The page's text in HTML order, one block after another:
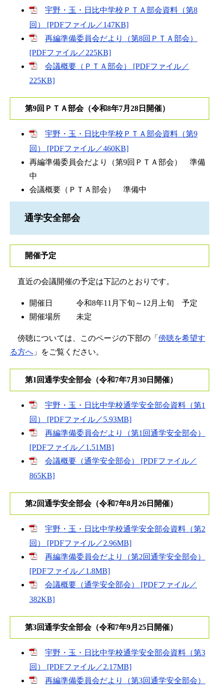
宇野・玉・日比中学校ＰＴＡ部会資料（第8
回） [PDFファイル／147KB]
再編準備委員会だより（第8回ＰＴＡ部会）
[PDFファイル／225KB]
会議概要（ＰＴＡ部会） [PDFファイル／
225KB]
第9回ＰＴＡ部会（令和8年7月28日開催）
宇野・玉・日比中学校ＰＴＡ部会資料（第9
回） [PDFファイル／460KB]
再編準備委員会だより（第9回ＰＴＡ部会） 準備
中
会議概要（ＰＴＡ部会） 準備中
通学安全部会
開催予定
直近の会議開催の予定は下記のとおりです。
開催日 令和8年11月下旬～12月上旬 予定
開催場所 未定
傍聴については、このページの下部の「 傍聴を希望す
る方へ 」をご覧ください。​
第1回通学安全部会（令和7年7月30日開催）
宇野・玉・日比中学校通学安全部会資料（第1
回） [PDFファイル／5.93MB]
再編準備委員会だより（第1回通学安全部会）
[PDFファイル／1.51MB]
会議概要（通学安全部会） [PDFファイル／
865KB]
第2回通学安全部会（令和7年8月26日開催）
宇野・玉・日比中学校通学安全部会資料（第2
回） [PDFファイル／2.96MB]
再編準備委員会だより（第2回通学安全部会）
[PDFファイル／1.8MB]
会議概要（通学安全部会） [PDFファイル／
382KB]
第3回通学安全部会（令和7年9月25日開催）
宇野・玉・日比中学校通学安全部会資料（第3
回） [PDFファイル／2.17MB]
再編準備委員会だより（第3回通学安全部会）